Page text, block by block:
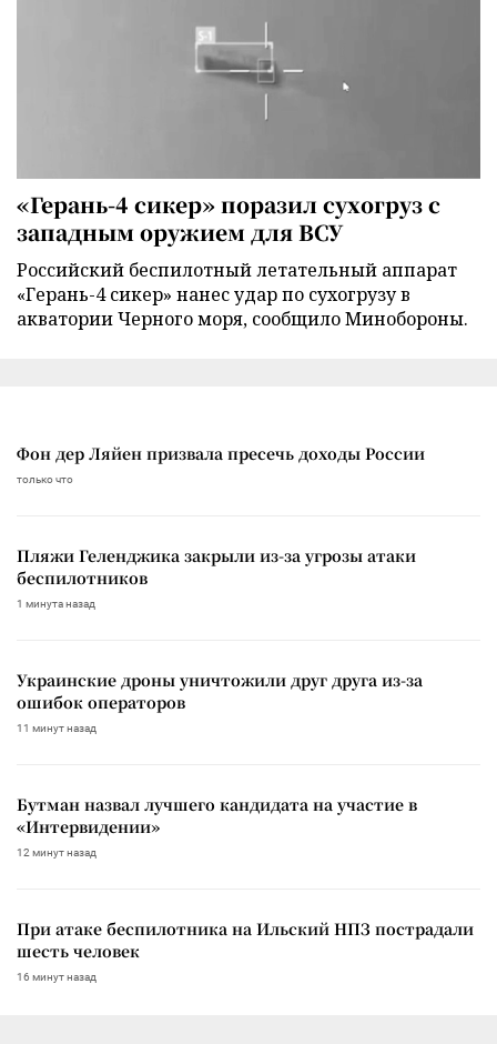
«Герань-4 сикер» поразил сухогруз с
западным оружием для ВСУ
Российский беспилотный летательный аппарат
«Герань-4 сикер» нанес удар по сухогрузу в
акватории Черного моря, сообщило Минобороны.
Фон дер Ляйен призвала пресечь доходы России
только что
Пляжи Геленджика закрыли из-за угрозы атаки
беспилотников
1 минута назад
Украинские дроны уничтожили друг друга из-за
ошибок операторов
11 минут назад
Бутман назвал лучшего кандидата на участие в
«Интервидении»
12 минут назад
При атаке беспилотника на Ильский НПЗ пострадали
шесть человек
16 минут назад